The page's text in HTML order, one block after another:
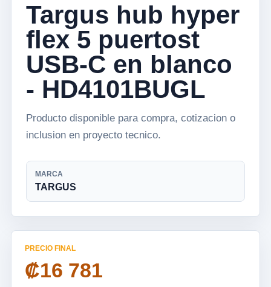
Targus hub hyper
flex 5 puertost
USB-C en blanco
- HD4101BUGL
Producto disponible para compra, cotizacion o
inclusion en proyecto tecnico.
MARCA
TARGUS
PRECIO FINAL
₡16 781